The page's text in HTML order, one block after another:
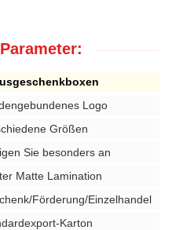
Logo
Größen
Sie besonders an
Matte Lamination
Förderung/Einzelhandel
Karton